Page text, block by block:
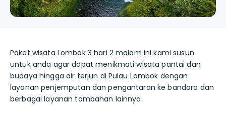
Paket wisata Lombok 3 hari 2 malam ini kami susun
untuk anda agar dapat menikmati wisata pantai dan
budaya hingga air terjun di Pulau Lombok dengan
layanan penjemputan dan pengantaran ke bandara dan
berbagai layanan tambahan lainnya.